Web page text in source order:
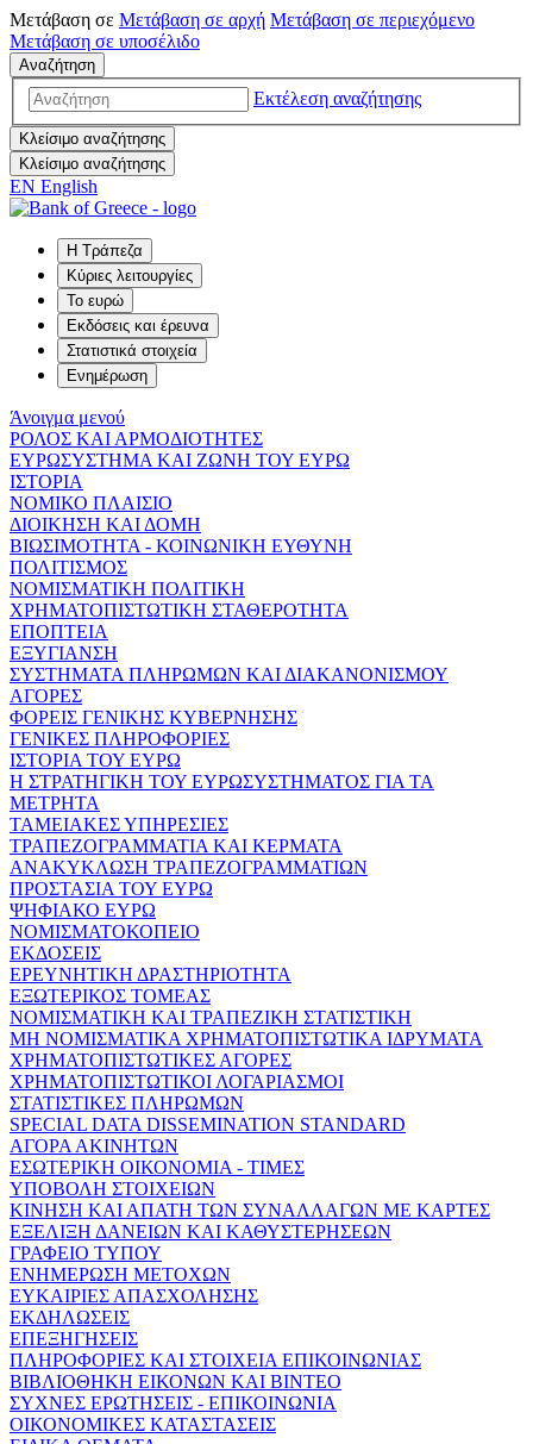
Μετάβαση σε Μετάβαση σε αρχή Μετάβαση σε περιεχόμενο
Μετάβαση σε υποσέλιδο
Αναζήτηση
Εκτέλεση αναζήτησης
Κλείσιμο αναζήτησης
Κλείσιμο αναζήτησης
EN English
Η Τράπεζα
Κύριες λειτουργίες
Το ευρώ
Εκδόσεις και έρευνα
Στατιστικά στοιχεία
Ενημέρωση
Άνοιγμα μενού
ΡΟΛΟΣ ΚΑΙ ΑΡΜΟΔΙΟΤΗΤΕΣ
ΕΥΡΩΣΥΣΤΗΜΑ ΚΑΙ ΖΩΝΗ ΤΟΥ ΕΥΡΩ
ΙΣΤΟΡΙΑ
ΝΟΜΙΚΟ ΠΛΑΙΣΙΟ
ΔΙΟΙΚΗΣΗ ΚΑΙ ΔΟΜΗ
ΒΙΩΣΙΜΟΤΗΤΑ - ΚΟΙΝΩΝΙΚΗ ΕΥΘΥΝΗ
ΠΟΛΙΤΙΣΜΟΣ
ΝΟΜΙΣΜΑΤΙΚΗ ΠΟΛΙΤΙΚΗ
ΧΡΗΜΑΤΟΠΙΣΤΩΤΙΚΗ ΣΤΑΘΕΡΟΤΗΤΑ
ΕΠΟΠΤΕΙΑ
ΕΞΥΓΙΑΝΣΗ
ΣΥΣΤΗΜΑΤΑ ΠΛΗΡΩΜΩΝ ΚΑΙ ΔΙΑΚΑΝΟΝΙΣΜΟΥ
ΑΓΟΡΕΣ
ΦΟΡΕΙΣ ΓΕΝΙΚΗΣ ΚΥΒΕΡΝΗΣΗΣ
ΓΕΝΙΚΕΣ ΠΛΗΡΟΦΟΡΙΕΣ
ΙΣΤΟΡΙΑ ΤΟΥ ΕΥΡΩ
Η ΣΤΡΑΤΗΓΙΚΗ ΤΟΥ ΕΥΡΩΣΥΣΤΗΜΑΤΟΣ ΓΙΑ ΤΑ
ΜΕΤΡΗΤΑ
ΤΑΜΕΙΑΚΕΣ ΥΠΗΡΕΣΙΕΣ
ΤΡΑΠΕΖΟΓΡΑΜΜΑΤΙΑ ΚΑΙ ΚΕΡΜΑΤΑ
ΑΝΑΚΥΚΛΩΣΗ ΤΡΑΠΕΖΟΓΡΑΜΜΑΤΙΩΝ
ΠΡΟΣΤΑΣΙΑ ΤΟΥ ΕΥΡΩ
ΨΗΦΙΑΚΟ ΕΥΡΩ
ΝΟΜΙΣΜΑΤΟΚΟΠΕΙΟ
ΕΚΔΟΣΕΙΣ
ΕΡΕΥΝΗΤΙΚΗ ΔΡΑΣΤΗΡΙΟΤΗΤΑ
ΕΞΩΤΕΡΙΚΟΣ ΤΟΜΕΑΣ
ΝΟΜΙΣΜΑΤΙΚΗ ΚΑΙ ΤΡΑΠΕΖΙΚΗ ΣΤΑΤΙΣΤΙΚΗ
ΜΗ ΝΟΜΙΣΜΑΤΙΚΑ ΧΡΗΜΑΤΟΠΙΣΤΩΤΙΚΑ ΙΔΡΥΜΑΤΑ
ΧΡΗΜΑΤΟΠΙΣΤΩΤΙΚΕΣ ΑΓΟΡΕΣ
ΧΡΗΜΑΤΟΠΙΣΤΩΤΙΚΟΙ ΛΟΓΑΡΙΑΣΜΟΙ
ΣΤΑΤΙΣΤΙΚΕΣ ΠΛΗΡΩΜΩΝ
SPECIAL DATA DISSEMINATION STANDARD
ΑΓΟΡΑ ΑΚΙΝΗΤΩΝ
ΕΣΩΤΕΡΙΚΗ ΟΙΚΟΝΟΜΙΑ - ΤΙΜΕΣ
ΥΠΟΒΟΛΗ ΣΤΟΙΧΕΙΩΝ
ΚΙΝΗΣΗ ΚΑΙ ΑΠΑΤΗ ΤΩΝ ΣΥΝΑΛΛΑΓΩΝ ΜΕ ΚΑΡΤΕΣ
ΕΞΕΛΙΞΗ ΔΑΝΕΙΩΝ ΚΑΙ ΚΑΘΥΣΤΕΡΗΣΕΩΝ
ΓΡΑΦΕΙΟ ΤΥΠΟΥ
ΕΝΗΜΕΡΩΣΗ ΜΕΤΟΧΩΝ
ΕΥΚΑΙΡΙΕΣ ΑΠΑΣΧΟΛΗΣΗΣ
ΕΚΔΗΛΩΣΕΙΣ
ΕΠΕΞΗΓΗΣΕΙΣ
ΠΛΗΡΟΦΟΡΙΕΣ ΚΑΙ ΣΤΟΙΧΕΙΑ ΕΠΙΚΟΙΝΩΝΙΑΣ
ΒΙΒΛΙΟΘΗΚΗ ΕΙΚΟΝΩΝ ΚΑΙ ΒΙΝΤΕΟ
ΣΥΧΝΕΣ ΕΡΩΤΗΣΕΙΣ - ΕΠΙΚΟΙΝΩΝΙΑ
ΟΙΚΟΝΟΜΙΚΕΣ ΚΑΤΑΣΤΑΣΕΙΣ